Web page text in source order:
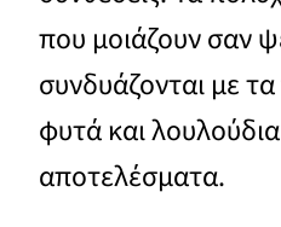
που μοιάζουν σαν
συνδυάζονται με
φυτά και
αποτελέσματα.